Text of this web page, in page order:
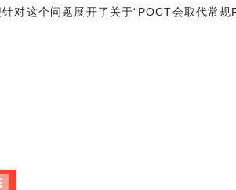
这个问题展开了关于“POCT会取代常规